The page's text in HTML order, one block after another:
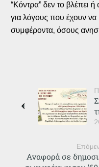
“Κόντρα” δεν το βλέπει
για λόγους που έχουν να
συμφέροντα, όσους
Αναφορά σε